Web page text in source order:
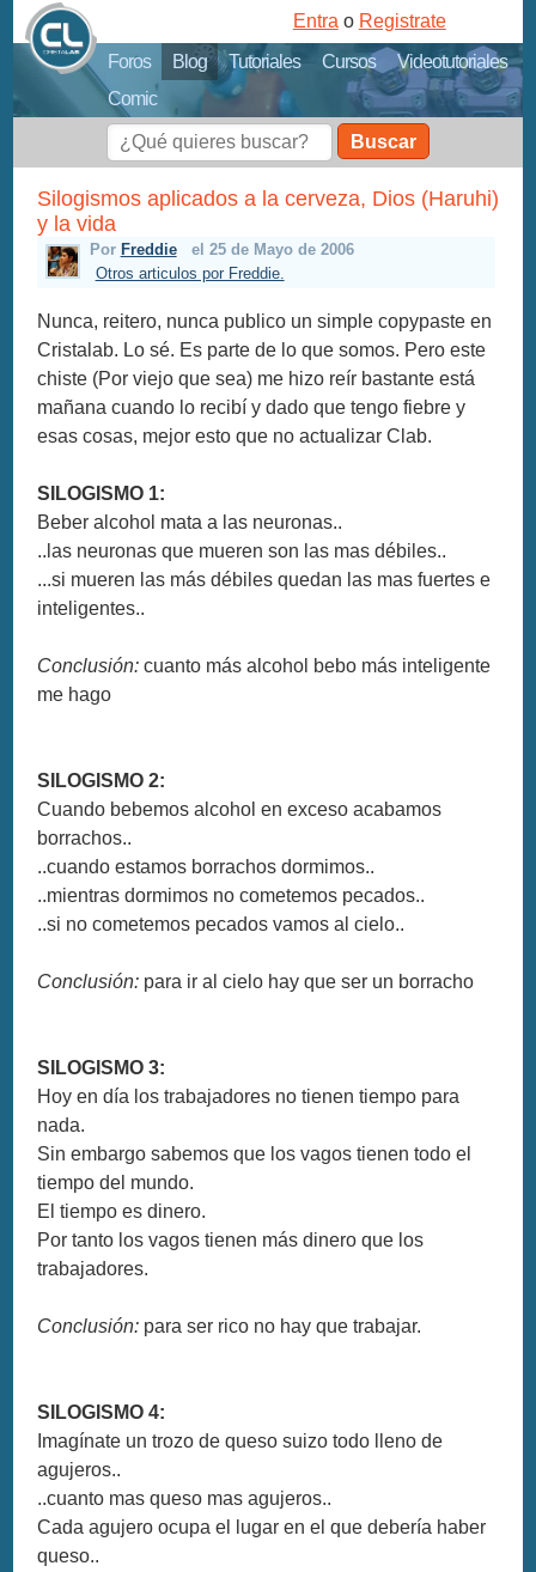
Foros Blog Tutoriales Cursos
Videotutoriales
Comic
Entra o Registrate
Buscar
Silogismos aplicados a la cerveza, Dios (Haruhi)
y la vida
Por Freddie
el 25 de Mayo de 2006
Otros articulos por Freddie.
Nunca, reitero, nunca publico un simple copypaste en
Cristalab. Lo sé. Es parte de lo que somos. Pero este
chiste (Por viejo que sea) me hizo reír bastante está
mañana cuando lo recibí y dado que tengo fiebre y
esas cosas, mejor esto que no actualizar Clab.
SILOGISMO 1:
Beber alcohol mata a las neuronas..
..las neuronas que mueren son las mas débiles..
...si mueren las más débiles quedan las mas fuertes e
inteligentes..
Conclusión: cuanto más alcohol bebo más inteligente
me hago
SILOGISMO 2:
Cuando bebemos alcohol en exceso acabamos
borrachos..
..cuando estamos borrachos dormimos..
..mientras dormimos no cometemos pecados..
..si no cometemos pecados vamos al cielo..
Conclusión: para ir al cielo hay que ser un borracho
SILOGISMO 3:
Hoy en día los trabajadores no tienen tiempo para
nada.
Sin embargo sabemos que los vagos tienen todo el
tiempo del mundo.
El tiempo es dinero.
Por tanto los vagos tienen más dinero que los
trabajadores.
Conclusión: para ser rico no hay que trabajar.
SILOGISMO 4:
Imagínate un trozo de queso suizo todo lleno de
agujeros..
..cuanto mas queso mas agujeros..
Cada agujero ocupa el lugar en el que debería haber
queso..